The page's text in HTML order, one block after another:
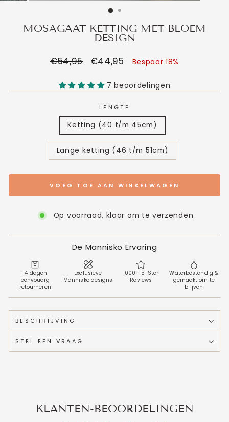
MOSAGAAT KETTING MET BLOEM
DESIGN
Normale
€54,95 Verkoopprijs
€44,95 Bespaar 18%
7 beoordelingen
LENGTE
Ketting (40 t/m 45cm)
Lange ketting (46 t/m 51cm)
VOEG TOE AAN WINKELWAGEN
Op voorraad, klaar om te verzenden
De Mannisko Ervaring
14 dagen
eenvoudig
retourneren
Exclusieve
Mannisko designs
1000+ 5-Ster
Reviews
Waterbestendig &
gemaakt om te
blijven
BESCHRIJVING
STEL EEN VRAAG
KLANTEN-BEOORDELINGEN